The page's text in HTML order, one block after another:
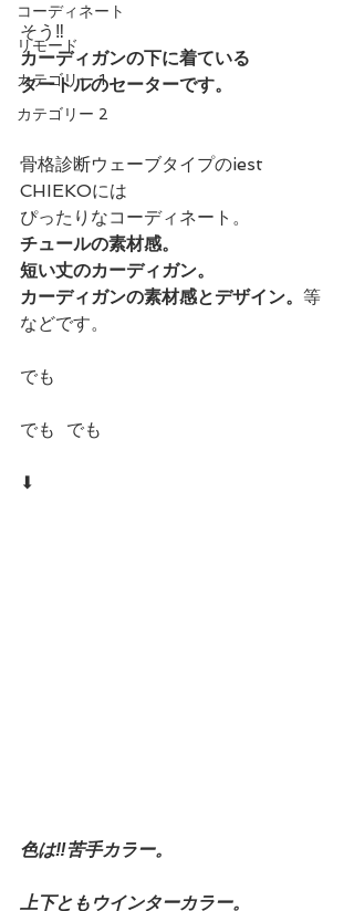
コーディネート
リモード
カテゴリー 1
カテゴリー 2
そう‼️
カーディガンの下に着ている
タートルのセーターです。
骨格診断ウェーブタイプのiest
CHIEKOには
ぴったりなコーディネート。
チュールの素材感。
短い丈のカーディガン。
カーディガンの素材感とデザイン。 等
などです。
でも
でも  でも
⬇︎
色は‼️苦手カラー。
上下ともウインターカラー。